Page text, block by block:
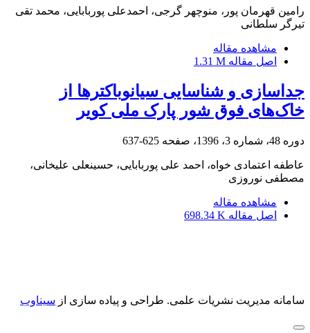
رامین قهرمان پور، منوچهر گرجی، احمدعلی پوربابایی، محمد تقی
تیرگر سلطانی
مشاهده مقاله
اصل مقاله 1.31 M
جداسازی و شناسایی سیانوباکترها از
خاک‌های فوق شور پارک ملی کویر
دوره 48، شماره 3، 1396، صفحه 625-637
عاطفه اعتمادی خواه، احمد علی پوربابایی، حسینعلی علیخانی،
مصطفی نوروزی
مشاهده مقاله
اصل مقاله 698.34 K
سامانه مدیریت نشریات علمی. طراحی و پیاده سازی از سیناوب